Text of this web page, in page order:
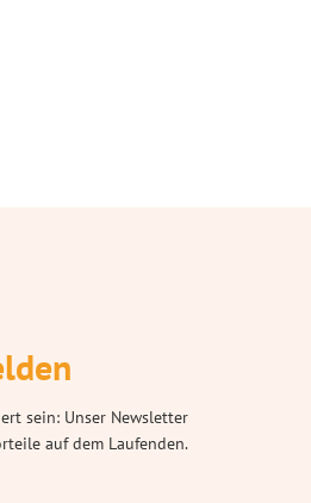
sein: Unser Newsletter
auf dem Laufenden.